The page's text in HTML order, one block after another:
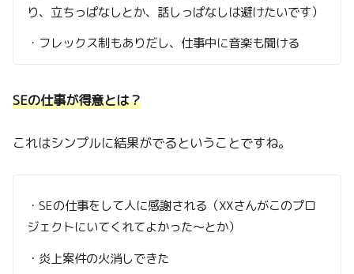
り、立ちっぱなしとか、話しっぱなしは避けたいです）
・フレックス制もありだし、仕事中に音楽も聞ける
SEの仕事が得意とは？
これはシンプルに結果がでるということですね。
・SEの仕事をして人に感謝される（XXさんがこのプロ
ジェクトにいてくれてよかった〜とか）
・炎上案件の火消しできた